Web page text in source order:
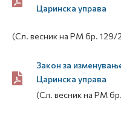
Царинска управа
(Сл. весник на РМ бр. 129/
Закон за
Царинска управа
(Сл. весник на РМ